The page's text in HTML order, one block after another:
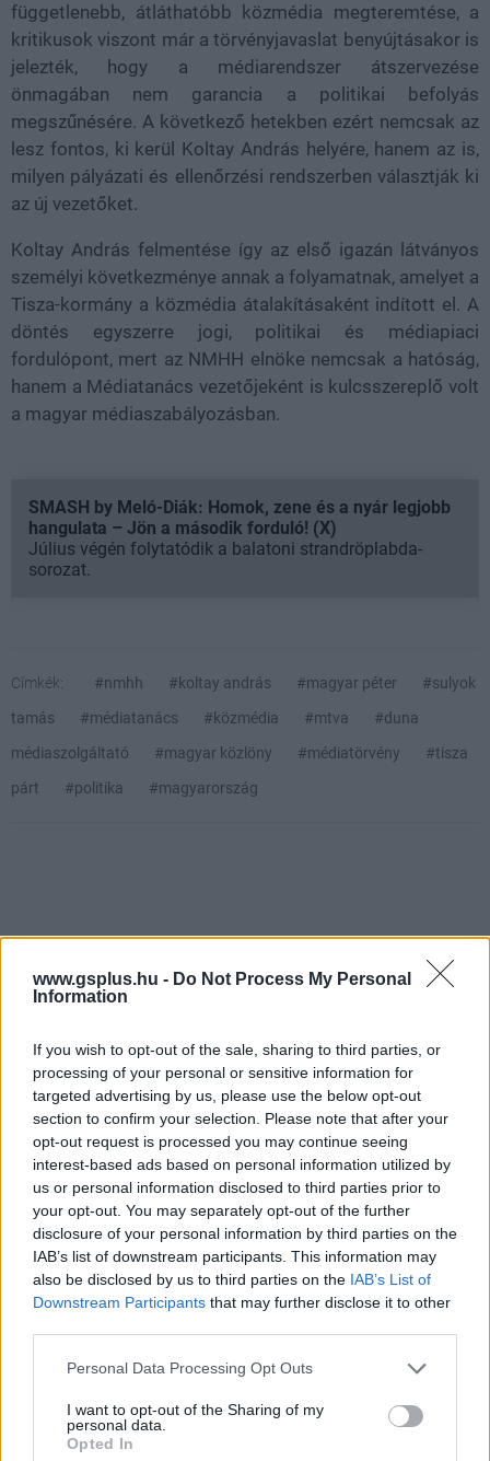
www.gsplus.hu - Do Not Process My Personal
Information
If you wish to opt-out of the sale, sharing to third parties, or
processing of your personal or sensitive information for
targeted advertising by us, please use the below opt-out
section to confirm your selection. Please note that after your
opt-out request is processed you may continue seeing
interest-based ads based on personal information utilized by
us or personal information disclosed to third parties prior to
your opt-out. You may separately opt-out of the further
disclosure of your personal information by third parties on the
IAB’s list of downstream participants. This information may
also be disclosed by us to third parties on the IAB’s List of
Downstream Participants that may further disclose it to other
Please note that this website/app uses one or more Google
not limited to your visit or usage behaviour. You may click to
grant or deny consent to Google and its third-party tags to
use your data for below specified purposes in below Google
Personal Data Processing Opt Outs
I want to opt-out of the Sharing of my
personal data.
Opted In
függetlenebb, átláthatóbb közmédia megteremtése, a
kritikusok viszont már a törvényjavaslat benyújtásakor is
jelezték, hogy a médiarendszer átszervezése
önmagában nem garancia a politikai befolyás
megszűnésére. A következő hetekben ezért nemcsak az
lesz fontos, ki kerül Koltay András helyére, hanem az is,
milyen pályázati és ellenőrzési rendszerben választják ki
az új vezetőket.
Koltay András felmentése így az első igazán látványos
személyi következménye annak a folyamatnak, amelyet a
Tisza-kormány a közmédia átalakításaként indított el. A
döntés egyszerre jogi, politikai és médiapiaci
fordulópont, mert az NMHH elnöke nemcsak a hatóság,
hanem a Médiatanács vezetőjeként is kulcsszereplő volt
a magyar médiaszabályozásban.
SMASH by Meló-Diák: Homok, zene és a nyár legjobb
hangulata – Jön a második forduló! (X)
Július végén folytatódik a balatoni strandröplabda-
sorozat.
Címkék: #nmhh #koltay andrás #magyar péter
#sulyok
tamás
#médiatanács #közmédia #mtva
#duna
médiaszolgáltató
#magyar közlöny #médiatörvény
#tisza
párt
#politika #magyarország
Az Xbox mentőövet dobhat a
lemezes játékoknak
Csirke|2026 július 1. 22:00
A Microsoft állítólag digitális példányt adna a
lemezek mellé.
Alig jelentette be a Sony, hogy 2028 januárjától